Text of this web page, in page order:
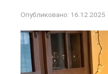
Опубликовано: 16.12.2025